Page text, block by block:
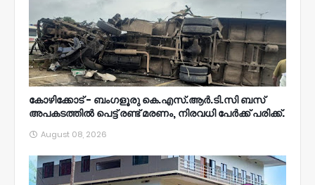
കോഴിക്കോട് - ബംഗളൂരു കെ.എസ്.ആർ.ടി.സി ബസ്
അപകടത്തിൽ പെട്ട് രണ്ട് മരണം, നിരവധി പേർക്ക് പരിക്ക്.
August 08, 2026